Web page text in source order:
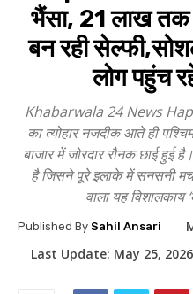
भैंसा, 21 लाख तक
बन रही
लोग पहुंच
Khabarwala 24 News
का त्योहार नजदीक आते ही
बाजार में जोरदार रौनक छाई हुई
है जिसने पूरे इलाके में सनसनी
वाला यह विशालकाय
Published By Sahil Ansari
Last Update: May 25, 2026